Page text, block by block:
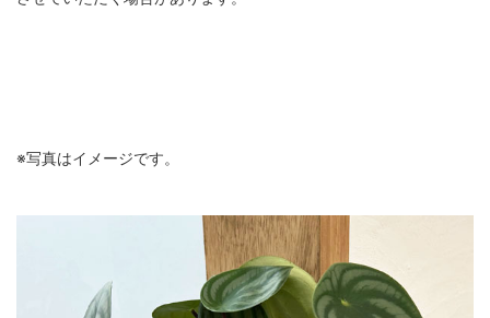
※写真はイメージです。